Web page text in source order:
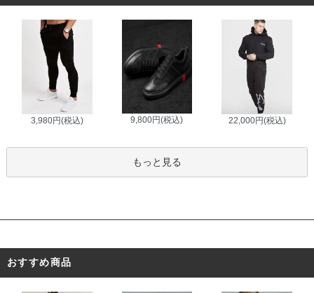
3,980円(税込) 9,800円(税込) 22,000円(税込)
もっと見る
おすすめ商品